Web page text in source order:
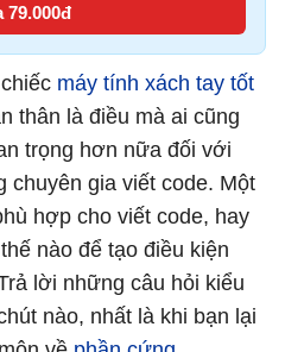
79.000đ
máy tính xách tay tốt
thân là điều mà ai cũng
trọng hơn nữa đối với
chuyên gia viết code. Một
hợp cho viết code, hay
nào để tạo điều kiện
lời những câu hỏi kiểu
nào, nhất là khi bạn lại